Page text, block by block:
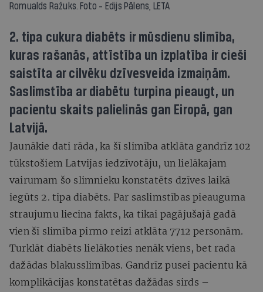
Romualds Ražuks. Foto - Edijs Pālens, LETA
2. tipa cukura diabēts ir mūsdienu slimība,
kuras rašanās, attīstība un izplatība ir cieši
saistīta ar cilvēku dzīvesveida izmaiņām.
Saslimstība ar diabētu turpina pieaugt, un
pacientu skaits palielinās gan Eiropā, gan
Latvijā.
Jaunākie dati rāda, ka šī slimība atklāta gandrīz 102
tūkstošiem Latvijas iedzīvotāju, un lielākajam
vairumam šo slimnieku konstatēts dzīves laikā
iegūts 2. tipa diabēts. Par saslimstības pieauguma
straujumu liecina fakts, ka tikai pagājušajā gadā
vien šī slimība pirmo reizi atklāta 7712 personām.
Turklāt diabēts lielākoties nenāk viens, bet rada
dažādas blakusslimības. Gandrīz pusei pacientu kā
komplikācijas konstatētas dažādas sirds –